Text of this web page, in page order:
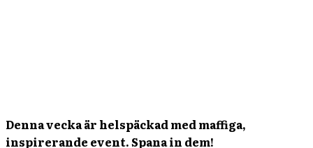
Denna vecka är helspäckad med maffiga,
inspirerande event. Spana in dem!